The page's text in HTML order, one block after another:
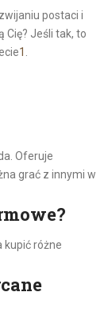
postaci i
Cię? Jeśli tak, to
1
Oferuje
grać z innymi w
kupić różne